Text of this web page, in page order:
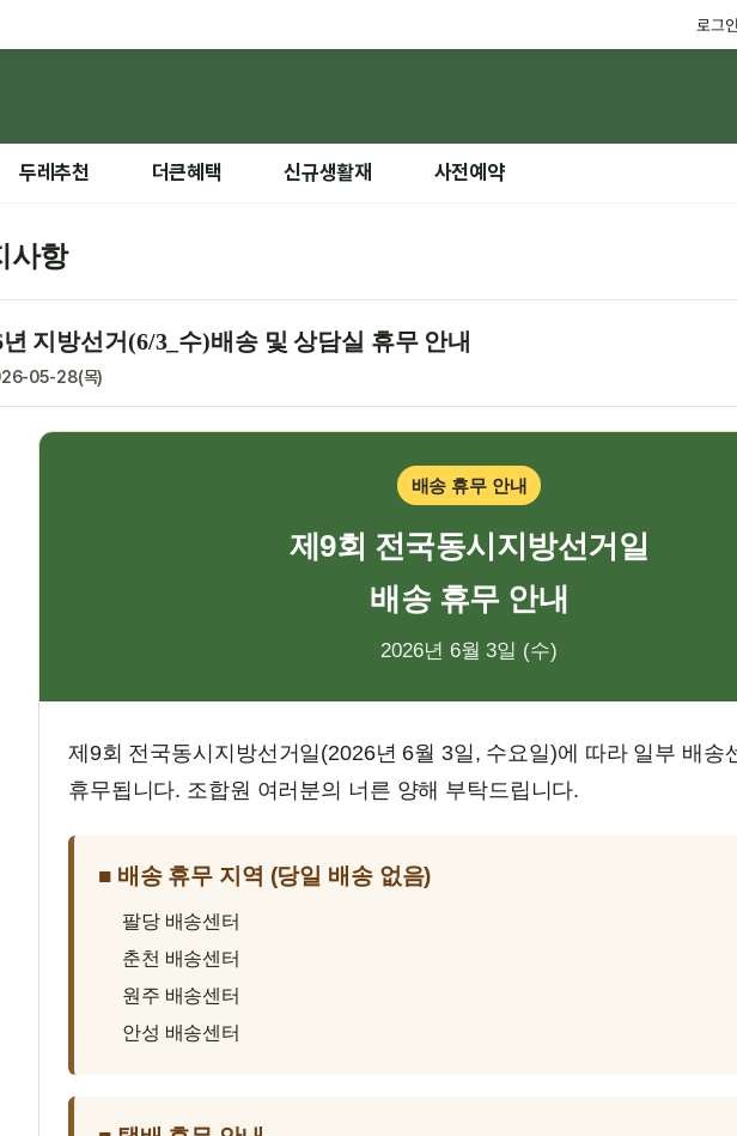
로그
두레추천 더큰혜택 신규생활재 사전예약
사항
년 지방선거(6/3_수)배송 및 상담실 휴무 안내
05-28(목)
배송 휴무 안내
제9회 전국동시지방선거일
배송 휴무 안내
2026년 6월 3일 (수)
제9회 전국동시지방선거일(2026년 6월 3일, 수요일)에 따라 일부 배송
휴무됩니다. 조합원 여러분의 너른 양해 부탁드립니다.
■ 배송 휴무 지역 (당일 배송 없음)
팔당 배송센터
춘천 배송센터
원주 배송센터
안성 배송센터